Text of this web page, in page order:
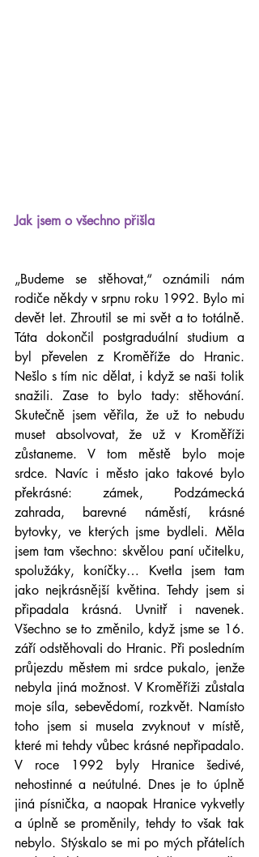
Jak jsem o všechno přišla
„Budeme se stěhovat,“ oznámili nám
rodiče někdy v srpnu roku 1992. Bylo mi
devět let. Zhroutil se mi svět a to totálně.
Táta dokončil postgraduální studium a
byl převelen z Kroměříže do Hranic.
Nešlo s tím nic dělat, i když se naši tolik
snažili. Zase to bylo tady: stěhování.
Skutečně jsem věřila, že už to nebudu
muset absolvovat, že už v Kroměříži
zůstaneme. V tom městě bylo moje
srdce. Navíc i město jako takové bylo
překrásné: zámek, Podzámecká
zahrada, barevné náměstí, krásné
bytovky, ve kterých jsme bydleli. Měla
jsem tam všechno: skvělou paní učitelku,
spolužáky, koníčky… Kvetla jsem tam
jako nejkrásnější květina. Tehdy jsem si
připadala krásná. Uvnitř i navenek.
Všechno se to změnilo, když jsme se 16.
září odstěhovali do Hranic. Při posledním
průjezdu městem mi srdce pukalo, jenže
nebyla jiná možnost. V Kroměříži zůstala
moje síla, sebevědomí, rozkvět. Namísto
toho jsem si musela zvyknout v místě,
které mi tehdy vůbec krásné nepřipadalo.
V roce 1992 byly Hranice šedivé,
nehostinné a neútulné. Dnes je to úplně
jiná písnička, a naopak Hranice vykvetly
a úplně se proměnily, tehdy to však tak
nebylo. Stýskalo se mi po mých přátelích